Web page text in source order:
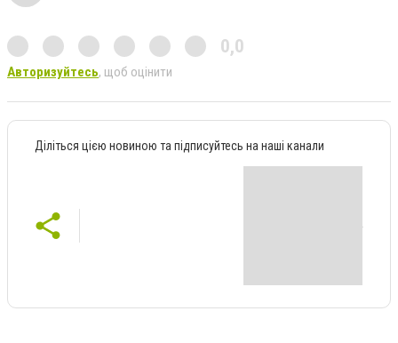
0,0
Авторизуйтесь, щоб оцінити
Діліться цією новиною та підписуйтесь на наші канали